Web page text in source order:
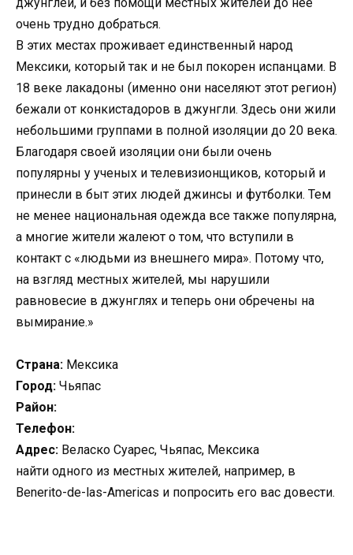
очень трудно добраться.
В этих местах проживает единственный народ
Мексики, который так и не был покорен испанцами. В
18 веке лакадоны (именно они населяют этот регион)
бежали от конкистадоров в джунгли. Здесь они жили
небольшими группами в полной изоляции до 20 века.
Благодаря своей изоляции они были очень
популярны у ученых и телевизионщиков, который и
принесли в быт этих людей джинсы и футболки. Тем
не менее национальная одежда все также популярна,
а многие жители жалеют о том, что вступили в
контакт с «людьми из внешнего мира». Потому что,
на взгляд местных жителей, мы нарушили
равновесие в джунглях и теперь они обречены на
вымирание.»
Страна: Мексика
Город: Чьяпас
Район:
Телефон:
Адрес: Веласко Суарес, Чьяпас, Мексика
найти одного из местных жителей, например, в
Benerito-de-las-Americas и попросить его вас довести.